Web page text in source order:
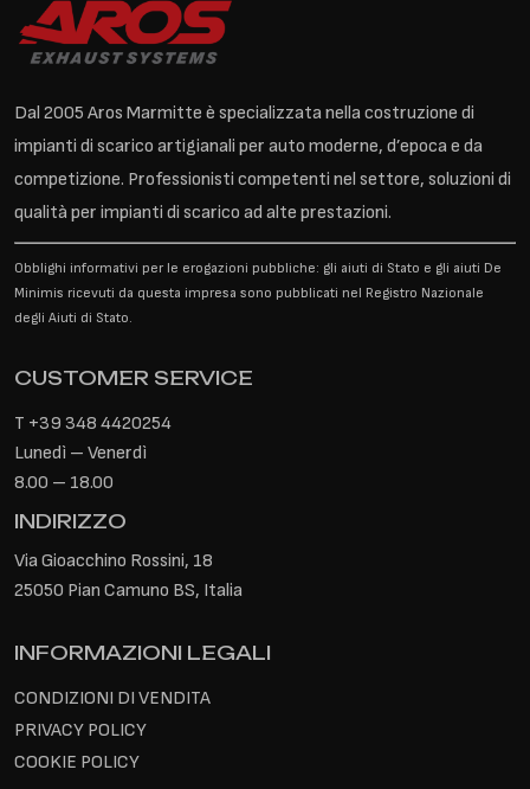
Dal 2005 Aros Marmitte è specializzata nella costruzione di
impianti di scarico artigianali per auto moderne, d’epoca e da
competizione. Professionisti competenti nel settore, soluzioni di
qualità per impianti di scarico ad alte prestazioni.
Obblighi informativi per le erogazioni pubbliche: gli aiuti di Stato e gli aiuti De
Minimis ricevuti da questa impresa sono pubblicati nel Registro Nazionale
degli Aiuti di Stato.
CUSTOMER SERVICE
T +39 348 4420254
Lunedì – Venerdì
8.00 – 18.00
INDIRIZZO
Via Gioacchino Rossini, 18
25050 Pian Camuno BS, Italia
INFORMAZIONI LEGALI
CONDIZIONI DI VENDITA
PRIVACY POLICY
COOKIE POLICY